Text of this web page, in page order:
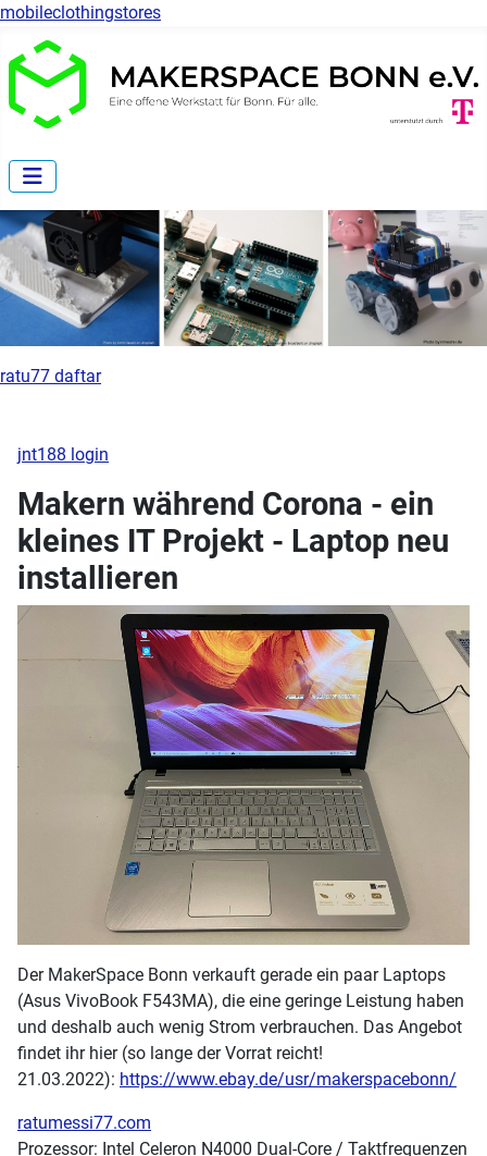
mobileclothingstores
ratu77 daftar
jnt188 login
Makern während Corona - ein
kleines IT Projekt - Laptop neu
installieren
Der MakerSpace Bonn verkauft gerade ein paar Laptops
(Asus VivoBook F543MA), die eine geringe Leistung haben
und deshalb auch wenig Strom verbrauchen. Das Angebot
findet ihr hier (so lange der Vorrat reicht!
21.03.2022): https://www.ebay.de/usr/makerspacebonn/
ratumessi77.com
Prozessor: Intel Celeron N4000 Dual-Core / Taktfrequenzen